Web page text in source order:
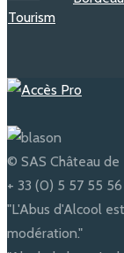
© SAS Château de
+ 33 (0) 5 57 55
"L'Abus d'Alcool
modération."